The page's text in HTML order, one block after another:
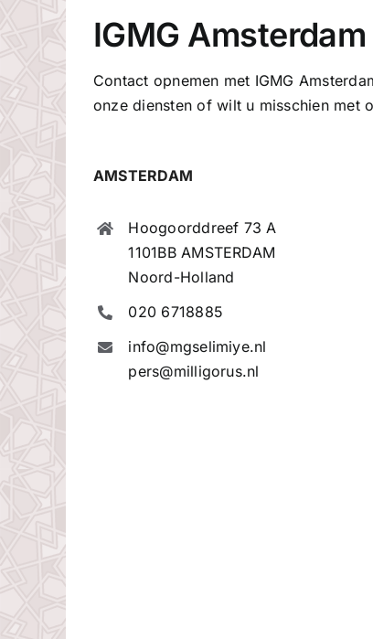
IGMG
Contact opnemen met IGMG
onze diensten of wilt u misschien met
AMSTERDAM
Hoogoorddreef 73 A
1101BB AMSTERDAM
Noord-Holland
020 6718885
info@mgselimiye.nl
pers@milligorus.nl